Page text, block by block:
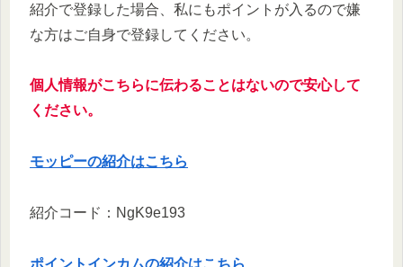
紹介で登録した場合、私にもポイントが入るので嫌
な方はご自身で登録してください。
個人情報がこちらに伝わることはないので安心して
ください。
モッピーの紹介はこちら
紹介コード：NgK9e193
ポイントインカムの紹介はこちら